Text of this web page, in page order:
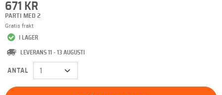
671 KR
PARTI MED 2
Gratis frakt
I LAGER
LEVERANS 11 - 13 AUGUSTI
ANTAL